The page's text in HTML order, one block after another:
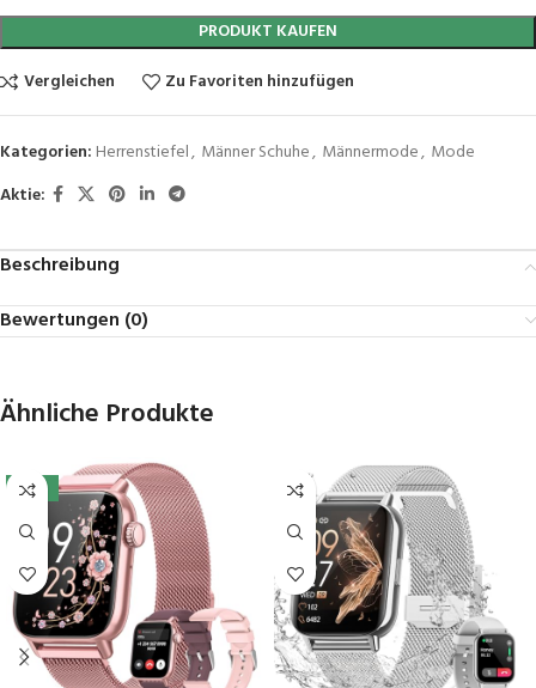
PRODUKT KAUFEN
Vergleichen
Zu Favoriten hinzufügen
Kategorien: Herrenstiefel, Männer Schuhe, Männermode, Mode
Aktie:
Beschreibung
Bewertungen (0)
Ähnliche Produkte
-10%